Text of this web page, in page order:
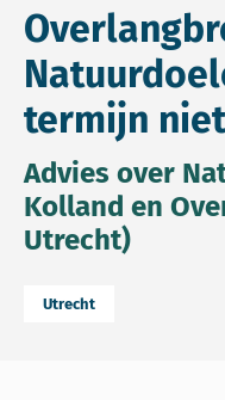
termijn
Advies over
Kolland en
Utrecht)
Utrecht